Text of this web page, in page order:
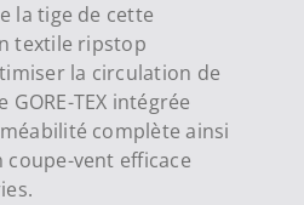
la tige de cette
textile ripstop
la circulation de
GORE-TEX intégrée
complète ainsi
coupe-vent efficace